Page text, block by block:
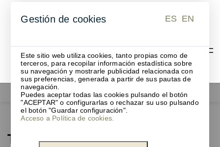
Mobiliario Contract
Tab
Gestión de cookies ES EN
Este sitio web utiliza cookies, tanto propias como de
terceros, para recopilar información estadística sobre
su navegación y mostrarle publicidad relacionada con
sus preferencias, generada a partir de sus pautas de
navegación.
Puedes aceptar todas las cookies pulsando el botón
"ACEPTAR" o configurarlas o rechazar su uso pulsando
el botón "Guardar configuración".
Acceso a Política de cookies.